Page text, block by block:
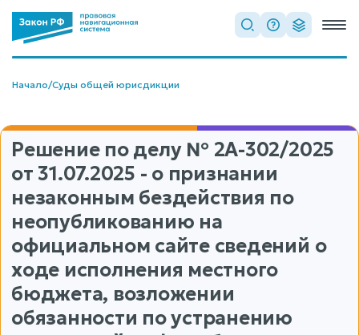
Начало/Суды общей юрисдикции
Решение по делу № 2А-302/2025
от 31.07.2025 - о признании
незаконным бездействия по
неопубликованию на
официальном сайте сведений о
ходе исполнения местного
бюджета, возложении
обязанности по устранению